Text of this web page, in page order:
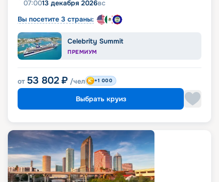
07:0013 декабря 2026вс
Вы посетите 3 страны:
Celebrity Summit
ПРЕМИУМ
от 53 802 ₽ /чел +1 000
Выбрать круиз